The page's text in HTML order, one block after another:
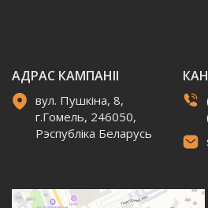
АДРАС КАМПАНІІ
вул. Пушкіна, 8,
г.Гомель, 246050,
Рэспубліка Беларусь